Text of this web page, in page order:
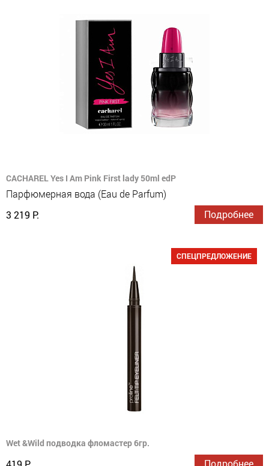
CACHAREL Yes I Am Pink First lady 50ml edP
Парфюмерная вода (Eau de Parfum)
3 219 Р.
Подробнее
СПЕЦПРЕДЛОЖЕНИЕ
Wet &Wild подводка фломастер 6гр.